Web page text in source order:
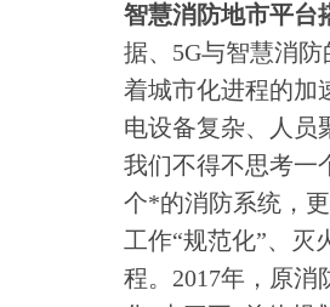
智慧消防地市平台
据、5G与智慧消
着城市化进程的加
电设备复杂、人员
我们不得不思考一
个*的消防系统，
工作“规范化”、灭
程。2017年，原